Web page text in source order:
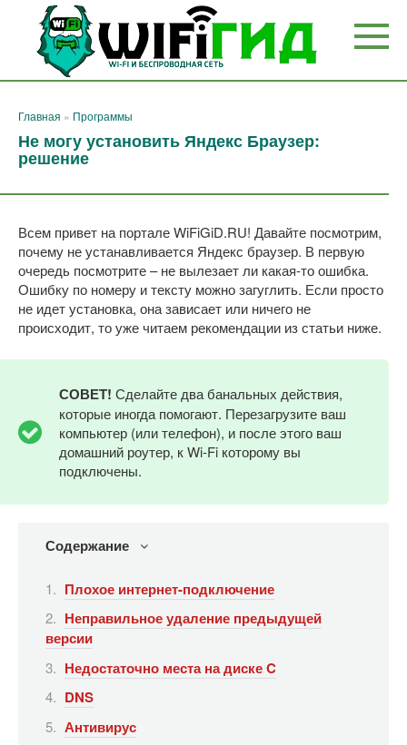
Перейти
контенту
Главная » Программы
Не могу установить Яндекс Браузер:
решение
Всем привет на портале WiFiGiD.RU! Давайте посмотрим,
почему не устанавливается Яндекс браузер. В первую
очередь посмотрите – не вылезает ли какая-то ошибка.
Ошибку по номеру и тексту можно загуглить. Если просто
не идет установка, она зависает или ничего не
происходит, то уже читаем рекомендации из статьи ниже.
СОВЕТ! Сделайте два банальных действия,
которые иногда помогают. Перезагрузите ваш
компьютер (или телефон), и после этого ваш
домашний роутер, к Wi-Fi которому вы
подключены.
Содержание
Плохое интернет-подключение
Неправильное удаление предыдущей
версии
Недостаточно места на диске C
DNS
Антивирус